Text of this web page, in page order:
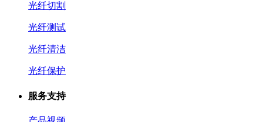
光纤切割
光纤测试
光纤清洁
光纤保护
服务支持